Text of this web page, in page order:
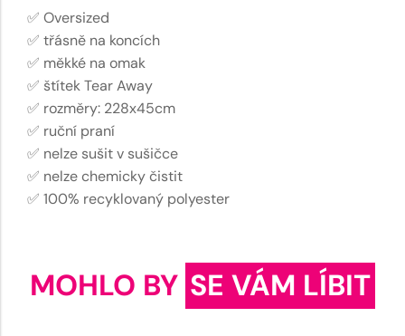
✅ Oversized
✅ třásně na koncích
✅ měkké na omak
✅ štítek Tear Away
✅ rozměry: 228x45cm
✅ ruční praní
✅ nelze sušit v sušičce
✅ nelze chemicky čistit
✅ 100% recyklovaný polyester
MOHLO BY SE VÁM LÍBIT